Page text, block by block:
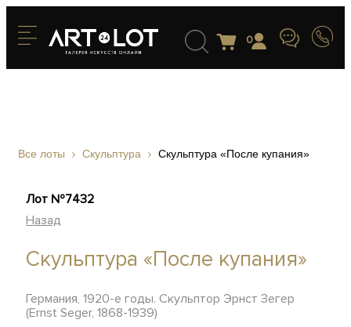
0
Все лоты Скульптура Скульптура «После купания»
Лот №7432
Назад
Скульптура «После купания»
Германия, 1920-е годы. Скульптор Эрнст Зегер
(Ernst Seger, 1868-1939)